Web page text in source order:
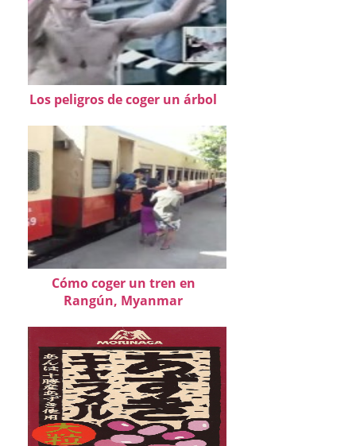
Los peligros de coger un árbol
Cómo coger un tren en
Rangún, Myanmar